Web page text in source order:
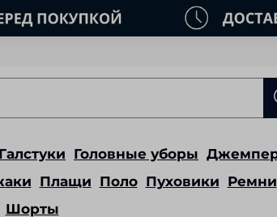
Галстуки Головные уборы
Плащи Поло Пуховики Ремни
Шорты